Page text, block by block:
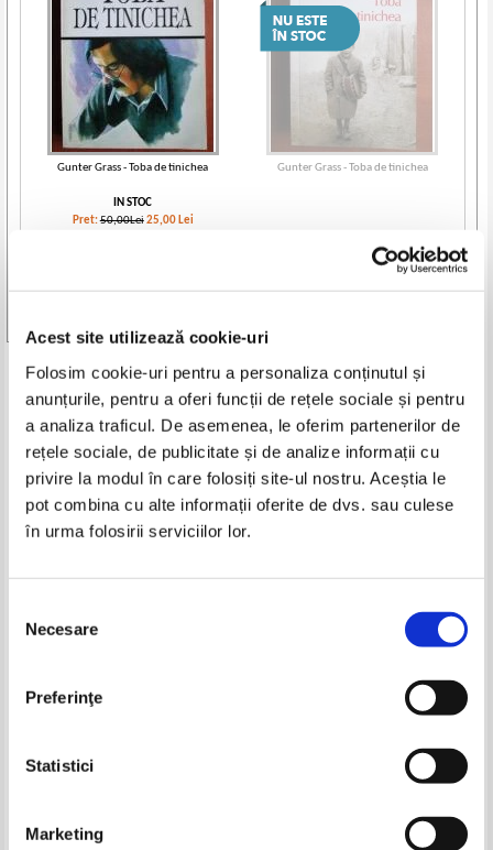
Acest site utilizează cookie-uri
Folosim cookie-uri pentru a personaliza conținutul și
anunțurile, pentru a oferi funcții de rețele sociale și pentru
a analiza traficul. De asemenea, le oferim partenerilor de
rețele sociale, de publicitate și de analize informații cu
privire la modul în care folosiți site-ul nostru. Aceștia le
pot combina cu alte informații oferite de dvs. sau culese
în urma folosirii serviciilor lor.
consimțământului
Necesare
Preferinţe
Statistici
Marketing
Gunter Grass - Toba de tinichea
IN STOC
Pret:50,00Lei 25,00 Lei
Gunter Grass - Toba de tinichea
Gunter Grass - Toba de tinichea
Produse din aceeasi categorie
-15%
Pret:90,00Lei